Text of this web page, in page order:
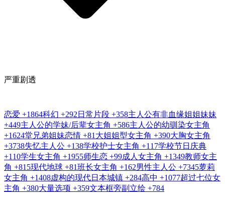
严重剧透
恋爱 +1864科幻 +292 日常片段 +358主人公有非血缘姐姐妹妹
+449主人公的学妹/后辈女主角 +586主人公的幼驯染女主角
+1624堂兄弟姐妹恋情 +81 大姐姐型女主角 +390大胸女主角
+3738失忆主人公 +138学校护士女主角 +117学校节日庆典
+110学生女主角 +1955师生恋 +99成人女主角 +1349教师女主
角 +815现代地球 +81班长女主角 +162男性主人公 +7345萝莉
女主角 +1408虚构的现代日本城镇 +284高中 +1077超过七位女
主角 +380大量选项 +359文本框旁副立绘 +784